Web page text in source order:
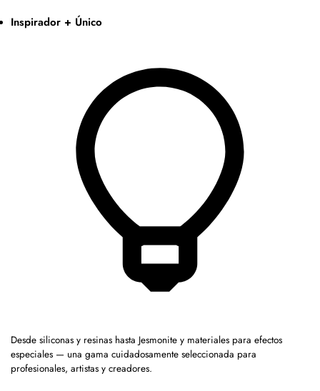
Inspirador + Único
Desde siliconas y resinas hasta Jesmonite y materiales para efectos
especiales — una gama cuidadosamente seleccionada para
profesionales, artistas y creadores.